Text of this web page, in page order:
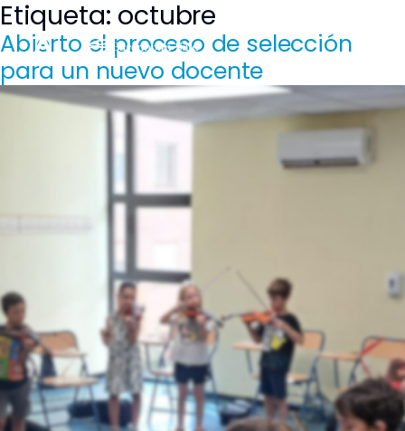
Saltar
al
Etiqueta: octubre
Abierto el proceso de selección
para un nuevo docente